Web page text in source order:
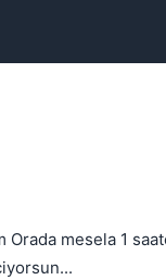
mesela 1